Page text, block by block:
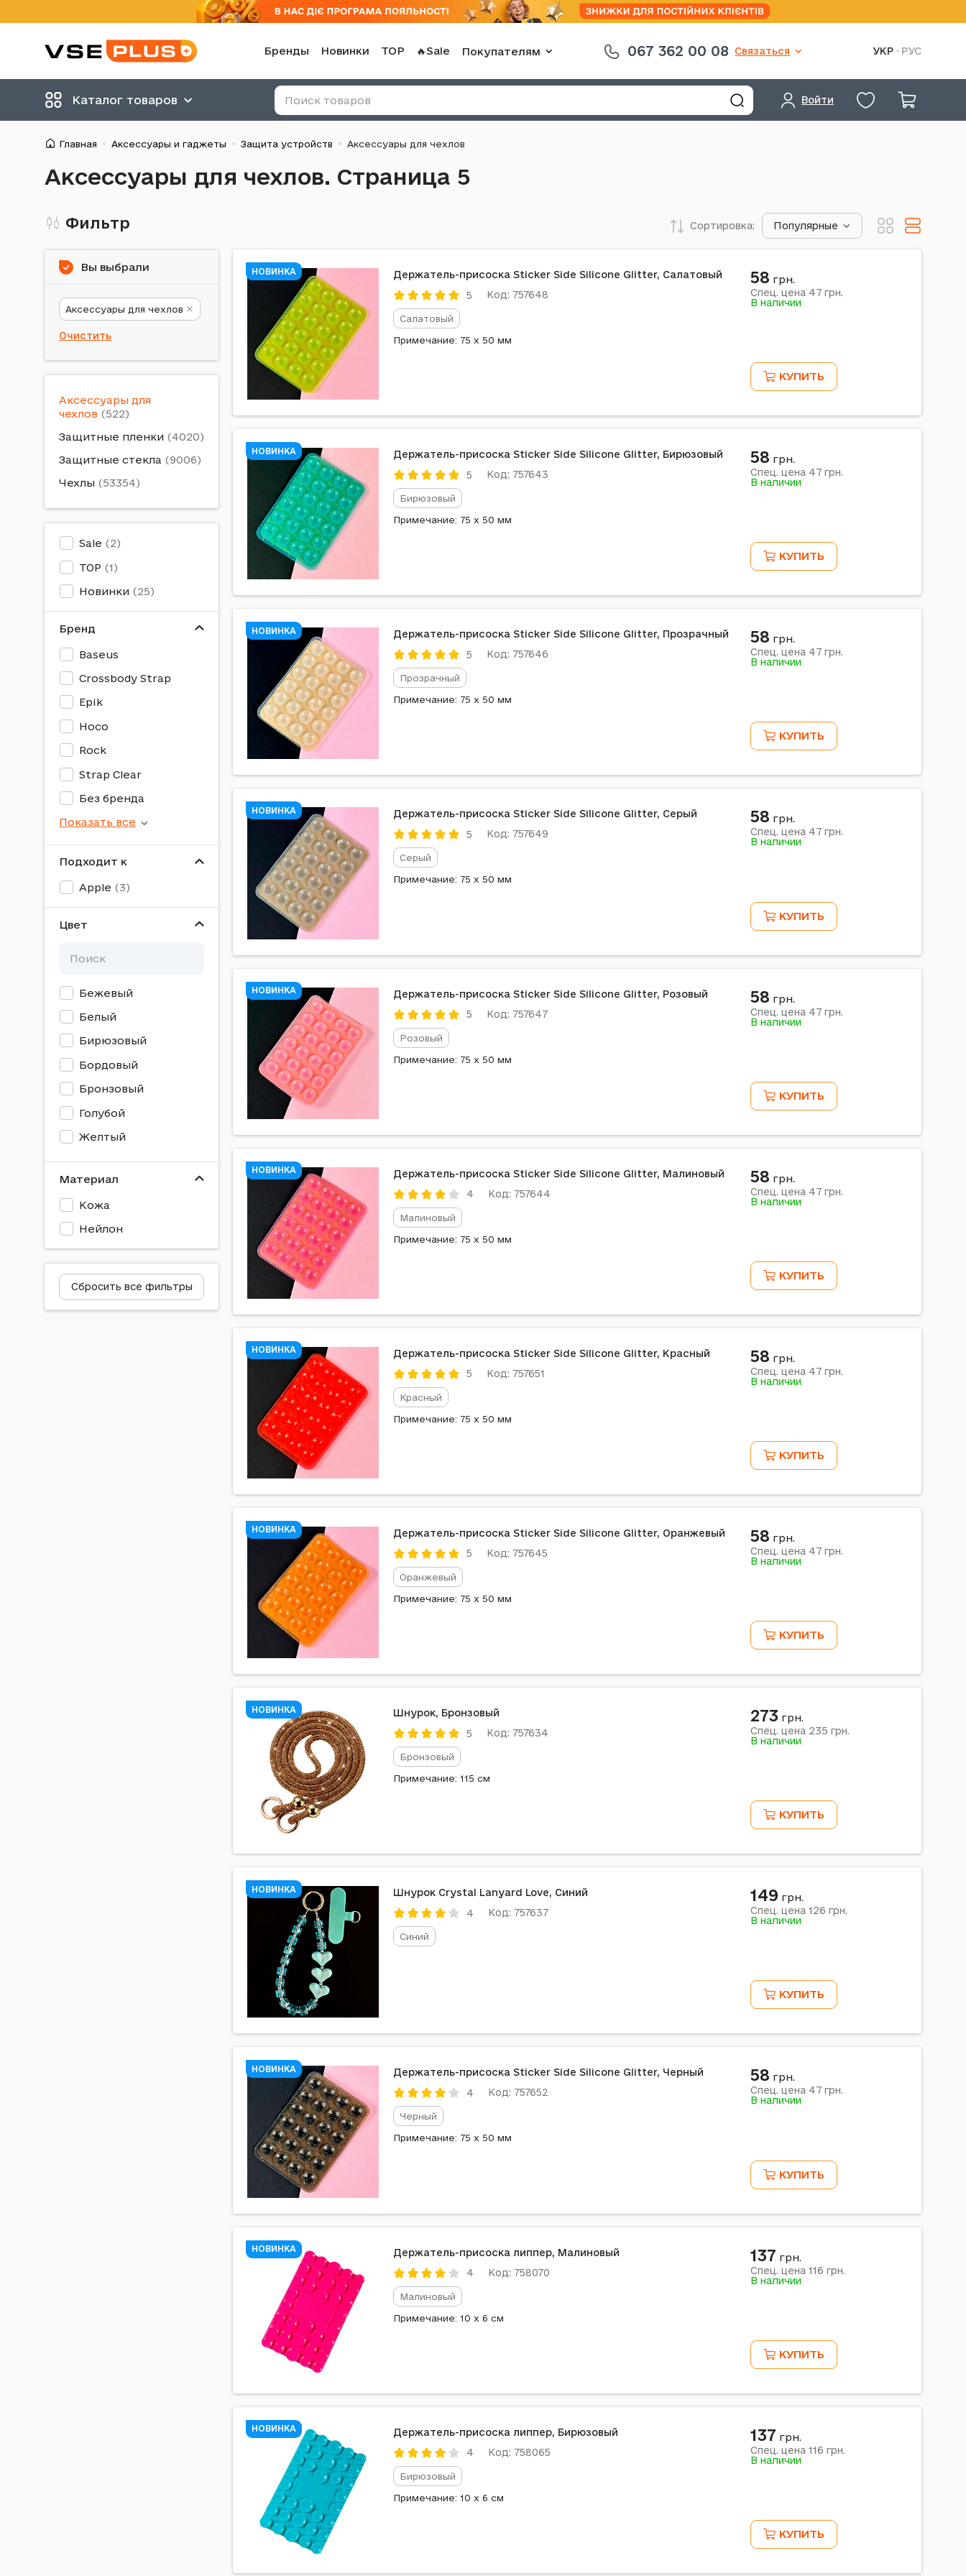
Бренды Новинки TOP 🔥Sale Покупателям 067 362 00 08 Связаться УКР РУС
Войти
Главная Аксессуары и гаджеты Защита устройств Аксессуары для чехлов
Аксессуары для чехлов. Страница 5
Сортировка: Популярные
НОВИНКА
Держатель-присоска Sticker Side Silicone Glitter, Салатовый
5
Код: 757648
Салатовый
Примечание: 75 x 50 мм
58 грн.
Спец. цена 47 грн.
В наличии
КУПИТЬ
НОВИНКА
Держатель-присоска Sticker Side Silicone Glitter, Бирюзовый
5
Код: 757643
Бирюзовый
Примечание: 75 x 50 мм
58 грн.
Спец. цена 47 грн.
В наличии
КУПИТЬ
НОВИНКА
Держатель-присоска Sticker Side Silicone Glitter, Прозрачный
5
Код: 757646
Прозрачный
Примечание: 75 x 50 мм
58 грн.
Спец. цена 47 грн.
В наличии
КУПИТЬ
НОВИНКА
Держатель-присоска Sticker Side Silicone Glitter, Серый
5
Код: 757649
Серый
Примечание: 75 x 50 мм
58 грн.
Спец. цена 47 грн.
В наличии
КУПИТЬ
НОВИНКА
Держатель-присоска Sticker Side Silicone Glitter, Розовый
5
Код: 757647
Розовый
Примечание: 75 x 50 мм
58 грн.
Спец. цена 47 грн.
В наличии
КУПИТЬ
НОВИНКА
Держатель-присоска Sticker Side Silicone Glitter, Малиновый
4
Код: 757644
Малиновый
Примечание: 75 x 50 мм
58 грн.
Спец. цена 47 грн.
В наличии
КУПИТЬ
НОВИНКА
Держатель-присоска Sticker Side Silicone Glitter, Красный
5
Код: 757651
Красный
Примечание: 75 x 50 мм
58 грн.
Спец. цена 47 грн.
В наличии
КУПИТЬ
НОВИНКА
Держатель-присоска Sticker Side Silicone Glitter, Оранжевый
5
Код: 757645
Оранжевый
Примечание: 75 x 50 мм
58 грн.
Спец. цена 47 грн.
В наличии
КУПИТЬ
НОВИНКА
Шнурок, Бронзовый
5
Код: 757634
Бронзовый
Примечание: 115 см
273 грн.
Спец. цена 235 грн.
В наличии
КУПИТЬ
НОВИНКА
Шнурок Crystal Lanyard Love, Синий
4
Код: 757637
Синий
149 грн.
Спец. цена 126 грн.
В наличии
КУПИТЬ
НОВИНКА
Держатель-присоска Sticker Side Silicone Glitter, Черный
4
Код: 757652
Черный
Примечание: 75 x 50 мм
58 грн.
Спец. цена 47 грн.
В наличии
КУПИТЬ
НОВИНКА
Держатель-присоска липпер, Малиновый
4
Код: 758070
Малиновый
Примечание: 10 x 6 см
137 грн.
Спец. цена 116 грн.
В наличии
КУПИТЬ
НОВИНКА
Держатель-присоска липпер, Бирюзовый
4
Код: 758065
Бирюзовый
Примечание: 10 x 6 см
137 грн.
Спец. цена 116 грн.
В наличии
КУПИТЬ
Фильтр
Вы выбрали
Аксессуары для чехлов
Очистить
Аксессуары для
чехлов
Защитные пленки
Защитные стекла
Чехлы
Sale
TOP
Новинки
Бренд
Baseus
Crossbody Strap
Epik
Hoco
Rock
Strap Clear
Без бренда
Показать все
Подходит к
Apple
Цвет
Бежевый
Белый
Бирюзовый
Бордовый
Бронзовый
Голубой
Желтый
Зеленый
Золотой
Коричневый
Кофейный
Кремовый
Материал
Кожа
Нейлон
Сбросить все фильтры
Каталог товаров